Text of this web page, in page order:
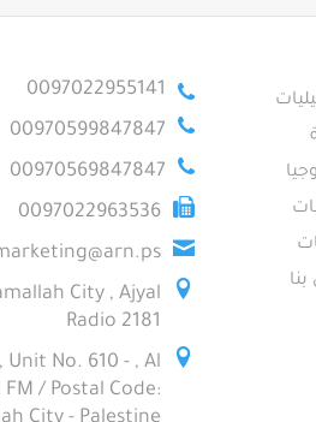
0097022955141
00970599847847
00970569847847
0097022963536
City , Ajyal
Radio 2181
Unit No. 610 - , Al
/ Postal Code: